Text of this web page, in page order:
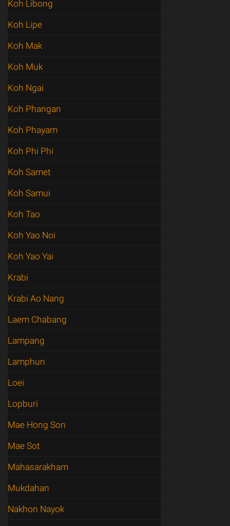
Koh Libong
Koh Lipe
Koh Mak
Koh Muk
Koh Ngai
Koh Phangan
Koh Phayam
Koh Phi Phi
Koh Samet
Koh Samui
Koh Tao
Koh Yao Noi
Koh Yao Yai
Krabi
Krabi Ao Nang
Laem Chabang
Lampang
Lamphun
Loei
Lopburi
Mae Hong Son
Mae Sot
Mahasarakham
Mukdahan
Nakhon Nayok